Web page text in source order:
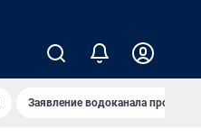
Заявление водоканала про